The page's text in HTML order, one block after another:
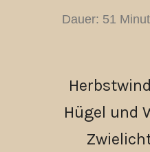
Dauer: 51
Hügel und